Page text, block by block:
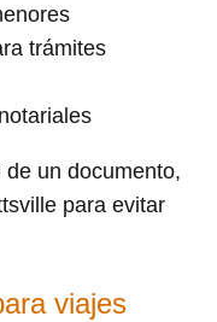
trámites
un documento,
para evitar
viajes